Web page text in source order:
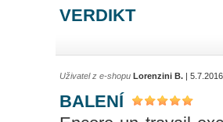
VERDIKT
Uživatel z e-shopu Lorenzini B. |
BALENÍ